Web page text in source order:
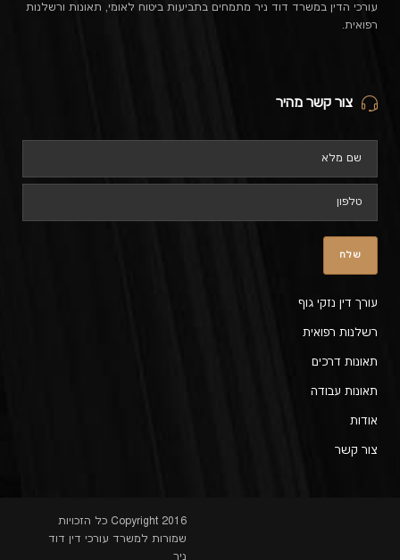
עורכי הדין במשרד דוד ניר מתמחים בתביעות ביטוח לאומי, תאונות ורשלנות
רפואית.
צור קשר מהיר
עורך דין נזקי גוף
רשלנות רפואית
תאונות דרכים
תאונות עבודה
אודות
צור קשר
Copyright 2016 כל הזכויות
שמורות למשרד עורכי דין דוד
ניר